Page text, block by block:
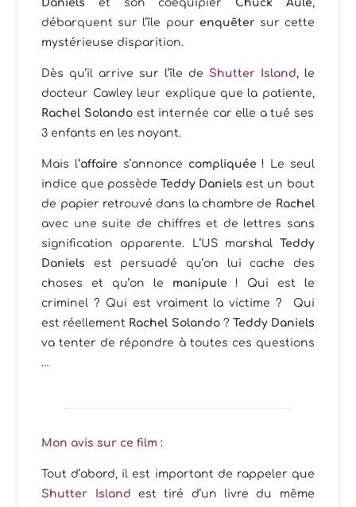
Daniels et son coéquipier Chuck Aule,
débarquent sur l’île pour enquêtersur cette
mystérieuse disparition.
Dès qu’il arrive sur l’île de Shutter Island, le
docteur Cawley leur explique que la patiente,
Rachel Solandoest internée car elle a tué ses
3 enfants en les noyant.
Mais l‘affaire s’annonce compliquée ! Le seul
indice que possède Teddy Daniels est un bout
de papier retrouvé dans la chambre de Rachel
avec une suite de chiffres et de lettres sans
signification apparente. L’US marshal Teddy
Daniels est persuadé qu’on lui cache des
choses et qu’on le manipule ! Qui est le
criminel ? Qui est vraiment la victime ? Qui
est réellement Rachel Solando? Teddy Daniels
va tenter de répondre à toutes ces questions
…
Mon avis sur ce film :
Tout d’abord, il est important de rappeler que
Shutter Island est tiré d’un livre du même